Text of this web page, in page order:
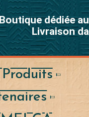
dédiée
Livraison